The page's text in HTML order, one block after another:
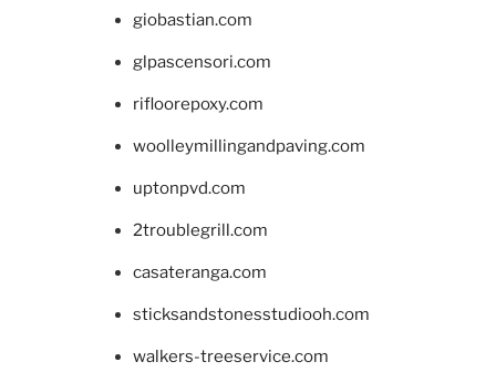
giobastian.com
glpascensori.com
rifloorepoxy.com
woolleymillingandpaving.com
uptonpvd.com
2troublegrill.com
casateranga.com
sticksandstonesstudiooh.com
walkers-treeservice.com